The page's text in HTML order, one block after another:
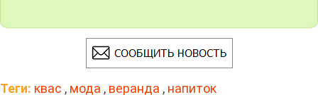
Теги: квас , мода , веранда , напиток